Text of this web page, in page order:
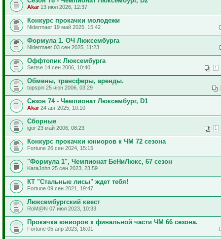
Akar13 июл 2026, 12:37
Конкурс прокачки молодежи
Nidermaer 19 май 2025, 15:42
Формула 1. ОЧ Люксембурга
Nidermaer 03 сен 2025, 11:23
Оффтопик Люксембурга
1
Sertse 14 сен 2006, 10:40
Обмены, трансферы, аренды.
topspin 25 июн 2006, 03:29
Сезон 74 - Чемпионат Люксембург, D1
Akar24 авг 2025, 10:10
Сборные
1
igor 23 май 2006, 08:23
Конкурс прокачки юниоров к ЧМ 72 сезона
Fortune 26 сен 2024, 15:15
"Формула 1", Чемпионат БеНиЛюкс, 67 сезон
KaraJohn 25 сен 2023, 23:59
КТ "Стальные лисы" ждет тебя!
Fortune 09 сен 2021, 19:47
Люксембургский квест
RoM@N 07 июл 2023, 10:33
Прокачка юниоров к финальной части ЧМ 66 сезона.
Fortune 05 апр 2023, 16:01